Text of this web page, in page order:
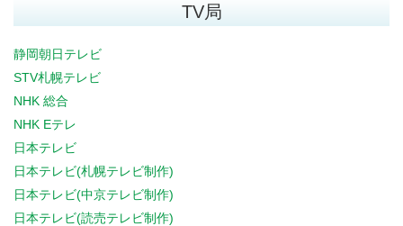
TV局
静岡朝日テレビ
STV札幌テレビ
NHK 総合
NHK Eテレ
日本テレビ
日本テレビ(札幌テレビ制作)
日本テレビ(中京テレビ制作)
日本テレビ(読売テレビ制作)